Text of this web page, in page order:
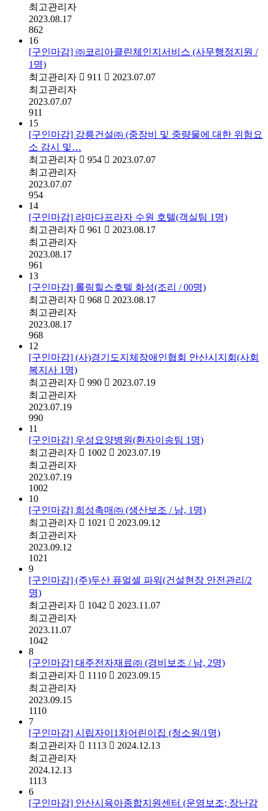
최고관리자
2023.08.17
862
16
[구인마감] ㈜코리아클린체인지서비스 (사무행정지원 /
1명)
최고관리자
911
2023.07.07
최고관리자
2023.07.07
911
15
[구인마감] 강릉건설㈜ (중장비 및 중량물에 대한 위험요
소 감시 및…
최고관리자
954
2023.07.07
최고관리자
2023.07.07
954
14
[구인마감] 라마다프라자 수원 호텔(객실팀 1명)
최고관리자
961
2023.08.17
최고관리자
2023.08.17
961
13
[구인마감] 롤링힐스호텔 화성(조리 / 00명)
최고관리자
968
2023.08.17
최고관리자
2023.08.17
968
12
[구인마감] (사)경기도지체장애인협회 안산시지회(사회
복지사 1명)
최고관리자
990
2023.07.19
최고관리자
2023.07.19
990
11
[구인마감] 우성요양병원(환자이송팀 1명)
최고관리자
1002
2023.07.19
최고관리자
2023.07.19
1002
10
[구인마감] 희성촉매㈜ (생산보조 / 남, 1명)
최고관리자
1021
2023.09.12
최고관리자
2023.09.12
1021
9
[구인마감] (주)두산 퓨얼셀 파워(건설현장 안전관리/2
명)
최고관리자
1042
2023.11.07
최고관리자
2023.11.07
1042
8
[구인마감] 대주전자재료㈜ (경비보조 / 남, 2명)
최고관리자
1110
2023.09.15
최고관리자
2023.09.15
1110
7
[구인마감] 시립자이1차어린이집 (청소원/1명)
최고관리자
1113
2024.12.13
최고관리자
2024.12.13
1113
6
[구인마감] 안산시육아종합지원센터 (운영보조; 장난감